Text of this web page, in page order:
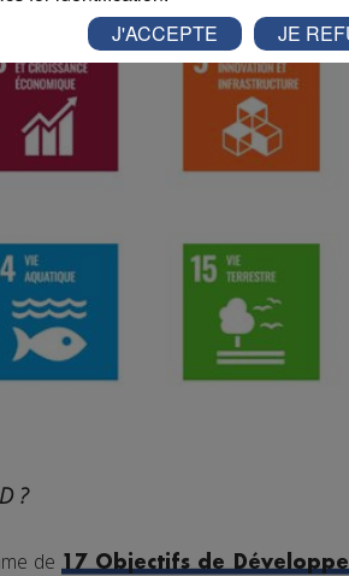
?
de17 Objectifs de
J'ACCEPTE JE